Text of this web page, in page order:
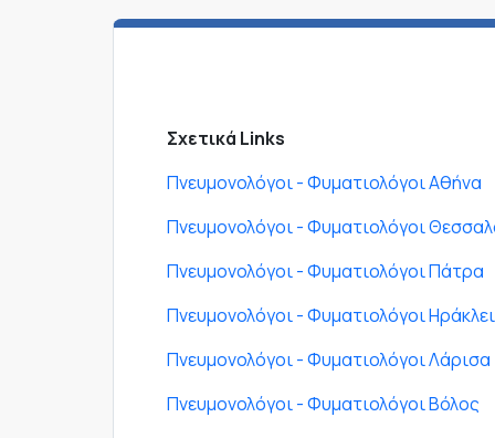
Σχετικά Links
Πνευμονολόγοι - Φυματιολόγοι Αθήνα
Πνευμονολόγοι - Φυματιολόγοι
Πνευμονολόγοι - Φυματιολόγοι Πάτρα
Πνευμονολόγοι - Φυματιολόγοι
Πνευμονολόγοι - Φυματιολόγοι Λάρισα
Πνευμονολόγοι - Φυματιολόγοι Βόλος